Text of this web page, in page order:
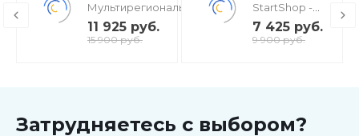
Мультирегиональность
- региональная сеть
вашего сайта с
11 925 руб.
15 900 руб.
StartShop -
модуль
интернет-
7 425 руб.
9 900 руб.
Затрудняетесь с выбором?